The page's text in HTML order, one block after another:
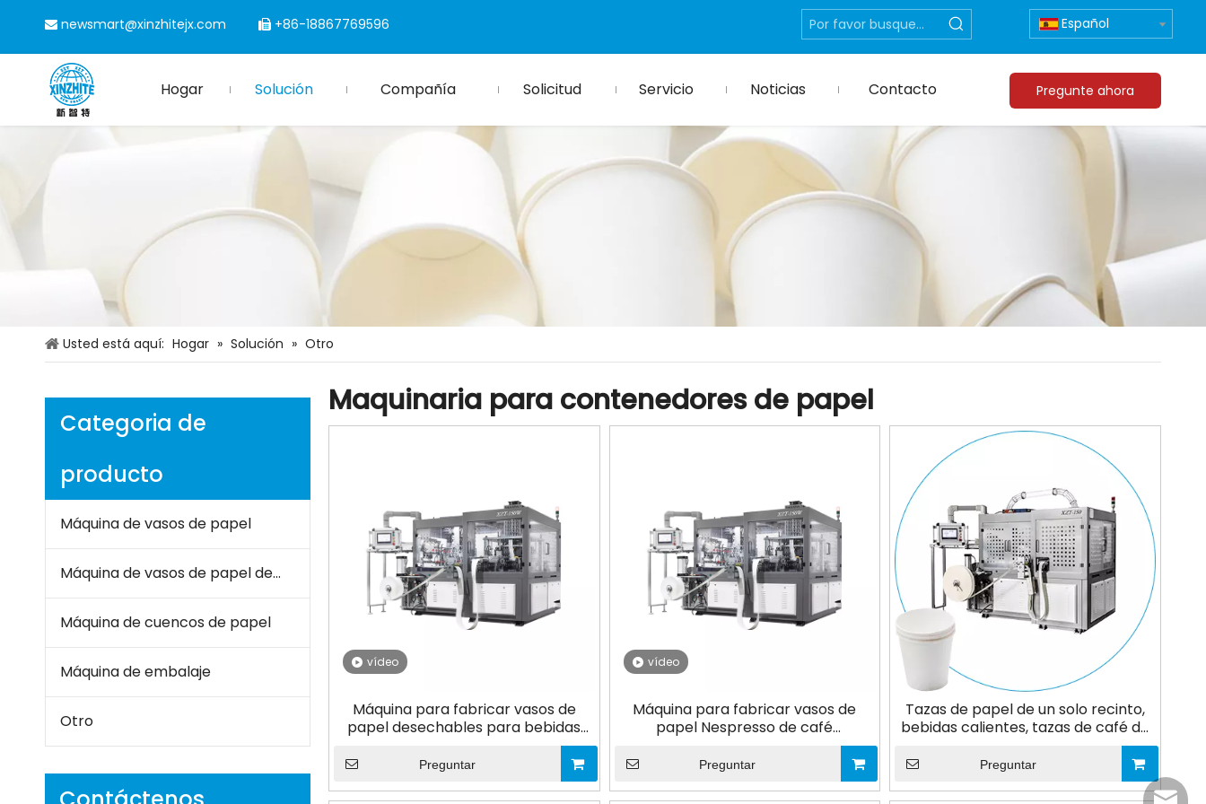
 newsmart@xinzhitejx.com  +86-18867769596 Español
Hogar Solución Compañía Solicitud Servicio Noticias Contacto Pregunte ahora
Usted está aquí: Hogar » Solución » Otro
Categoria de
producto
Máquina de vasos de papel
Máquina de vasos de papel de doble pared
Máquina de cuencos de papel
Máquina de embalaje
Otro
Maquinaria para contenedores de papel
vídeo
Máquina para fabricar vasos de
papel desechables para bebidas
Americano / Macchiato /
Cappuccino / Latte / Café Mocha /
Chocolate caliente
Preguntar
vídeo
Máquina para fabricar vasos de
papel Nespresso de café
Preguntar
Tazas de papel de un solo recinto,
bebidas calientes, tazas de café de
papel desechables que hacen la
máquina
Preguntar